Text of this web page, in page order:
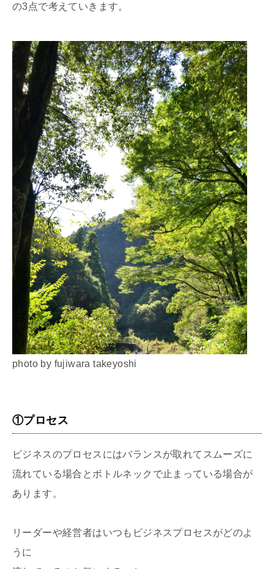
の3点で考えていきます。
photo by fujiwara takeyoshi
①プロセス
ビジネスのプロセスにはバランスが取れてスムーズに
流れている場合とボトルネックで止まっている場合が
あります。
リーダーや経営者はいつもビジネスプロセスがどのよ
うに